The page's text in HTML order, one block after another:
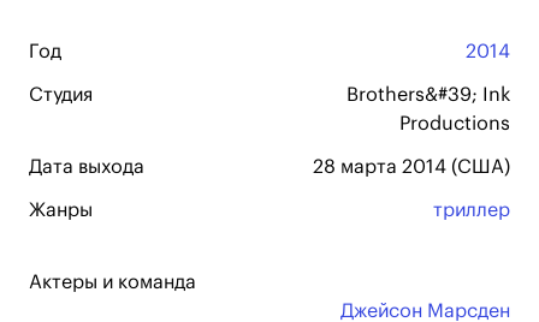
Год 2014
Студия
Brothers&#39; Ink
Productions
Дата выхода 28 марта 2014 (США)
Жанры триллер
Актеры и команда
Джейсон Марсден